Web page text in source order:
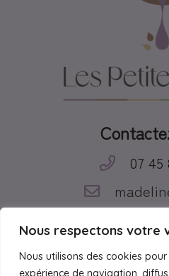
Nous respectons votre
Nous utilisons des cookies
expérience de navigation,
07 45